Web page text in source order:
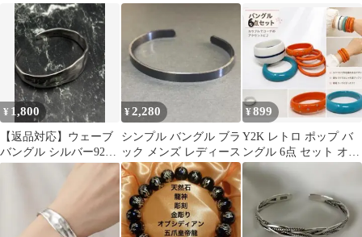
ンズ レディース
セックス フック シンプ
ル
¥ 1,800
【返品対応】ウェーブ
バングル シルバー925
メキシカン バングル
¥2,280
シンプル バングル ブラ
ック メンズ レディース
¥899
Y2K レトロ ポップ バ
ングル 6点 セット オレ
ンジ 水色 白 ヴィンテ
ージ